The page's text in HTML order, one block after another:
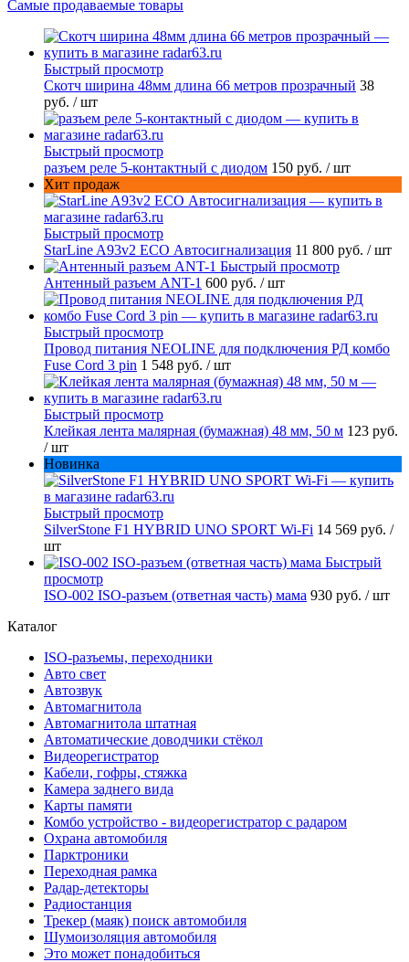
Самые продаваемые товары
Быстрый просмотр
Скотч ширина 48мм длина 66 метров прозрачный 38
руб. / шт
Быстрый просмотр
разъем реле 5-контактный с диодом 150 руб. / шт
Хит продаж
Быстрый просмотр
StarLine A93v2 ECO Автосигнализация 11 800 руб. / шт
Быстрый просмотр
Антенный разъем ANT-1 600 руб. / шт
Быстрый просмотр
Провод питания NEOLINE для подключения РД комбо
Fuse Cord 3 pin 1 548 руб. / шт
Быстрый просмотр
Клейкая лента малярная (бумажная) 48 мм, 50 м 123 руб.
/ шт
Новинка
Быстрый просмотр
SilverStone F1 HYBRID UNO SPORT Wi-Fi 14 569 руб. /
шт
Быстрый
просмотр
ISO-002 ISO-разъем (ответная часть) мама 930 руб. / шт
Каталог
ISO-разъемы, переходники
Авто свет
Автозвук
Автомагнитола
Автомагнитола штатная
Автоматические доводчики стёкол
Видеорегистратор
Кабели, гофры, стяжка
Камера заднего вида
Карты памяти
Комбо устройство - видеорегистратор с радаром
Охрана автомобиля
Парктроники
Переходная рамка
Радар-детекторы
Радиостанция
Трекер (маяк) поиск автомобиля
Шумоизоляция автомобиля
Это может понадобиться